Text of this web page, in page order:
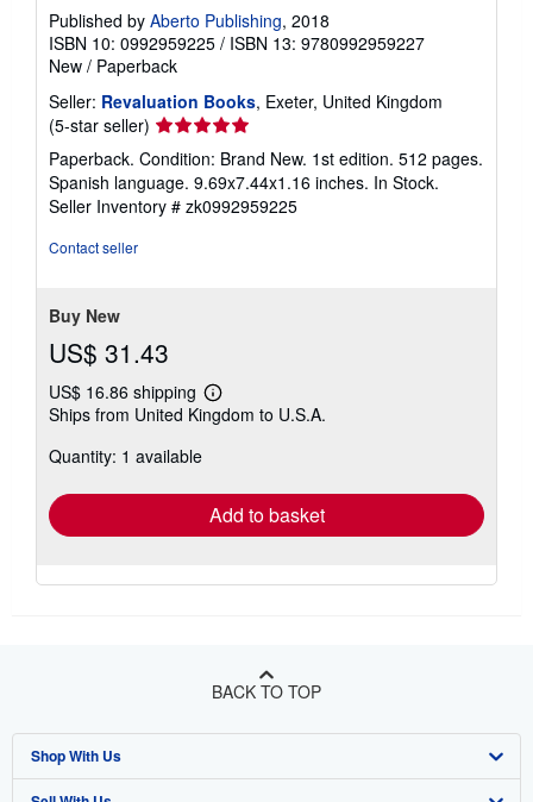
e
s
Published by Aberto Publishing, 2018
ISBN 10: 0992959225 / ISBN 13: 9780992959227
New / Paperback
Seller: Revaluation Books, Exeter, United Kingdom
(5-star seller) Seller
rating
5
out
of
Paperback. Condition: Brand New. 1st edition. 512 pages.
Spanish language. 9.69x7.44x1.16 inches. In Stock.
Seller Inventory # zk0992959225
Contact seller
Buy New
US$ 31.43
US$ 16.86 shipping
Learn
more
Ships from United Kingdom to U.S.A.
Quantity: 1 available
Add to basket
BACK TO TOP
Shop With Us